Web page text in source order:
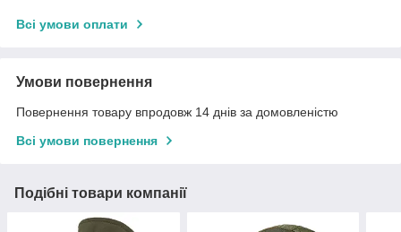
Всі умови оплати
Умови повернення
Повернення товару впродовж 14 днів за домовленістю
Всі умови повернення
Подібні товари компанії